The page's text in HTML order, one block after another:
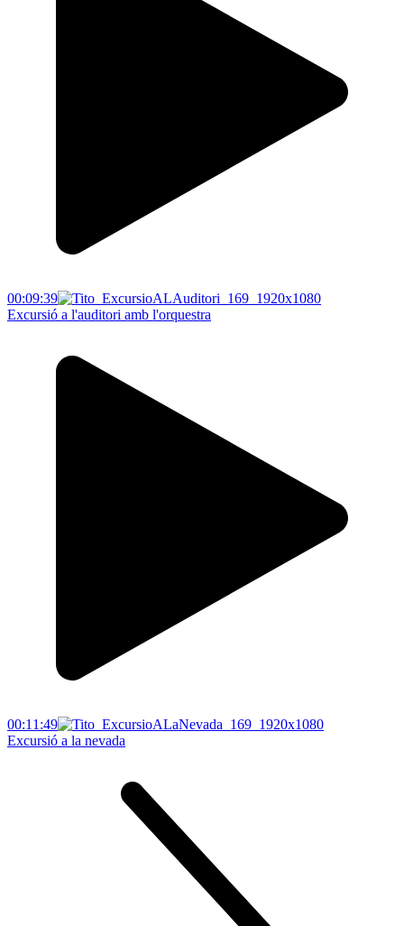
00:09:39
Excursió a l'auditori amb l'orquestra
00:11:49
Excursió a la nevada